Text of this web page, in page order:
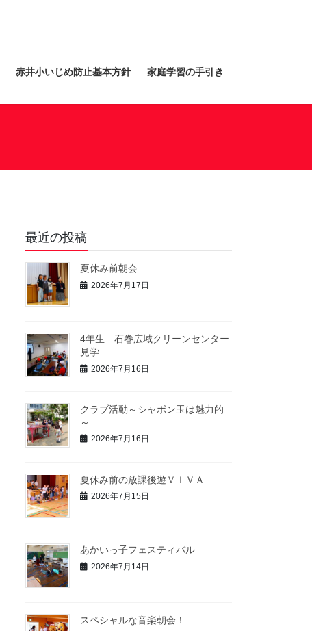
赤井小いじめ防止基本方針 家庭学習の手引き
最近の投稿
夏休み前朝会
2026年7月17日
4年生 石巻広域クリーンセンター
見学
2026年7月16日
クラブ活動～シャボン玉は魅力的
～
2026年7月16日
夏休み前の放課後遊ＶＩＶＡ
2026年7月15日
あかいっ子フェスティバル
2026年7月14日
スペシャルな音楽朝会！